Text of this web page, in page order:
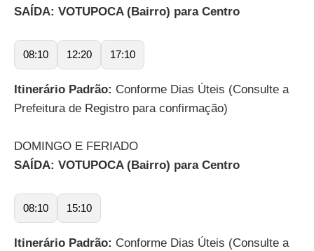
SAÍDA: VOTUPOCA (Bairro) para Centro
08:10 12:20 17:10
Itinerário Padrão: Conforme Dias Úteis (Consulte a
Prefeitura de Registro para confirmação)
DOMINGO E FERIADO
SAÍDA: VOTUPOCA (Bairro) para Centro
08:10 15:10
Itinerário Padrão: Conforme Dias Úteis (Consulte a